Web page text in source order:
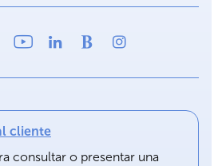
cliente
consultar o presentar una